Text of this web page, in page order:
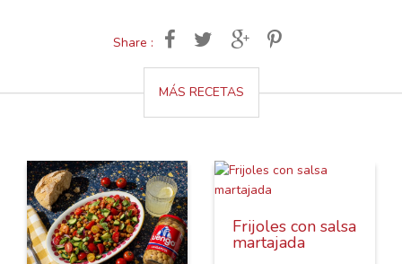
Share :
MÁS RECETAS
Frijoles con salsa
martajada